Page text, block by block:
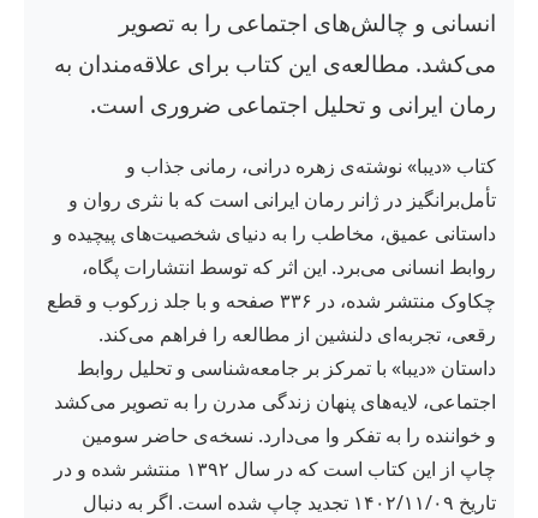
انسانی و چالش‌های اجتماعی را به تصویر
می‌کشد. مطالعه‌ی این کتاب برای علاقه‌مندان به
رمان ایرانی و تحلیل اجتماعی ضروری است.
کتاب «دیبا» نوشته‌ی زهره درانی، رمانی جذاب و
تأمل‌برانگیز در ژانر رمان ایرانی است که با نثری روان و
داستانی عمیق، مخاطب را به دنیای شخصیت‌های پیچیده و
روابط انسانی می‌برد. این اثر که توسط انتشارات پگاه،
چکاوک منتشر شده، در ۳۳۶ صفحه و با جلد زرکوب و قطع
رقعی، تجربه‌ای دلنشین از مطالعه را فراهم می‌کند.
داستان «دیبا» با تمرکز بر جامعه‌شناسی و تحلیل روابط
اجتماعی، لایه‌های پنهان زندگی مدرن را به تصویر می‌کشد
و خواننده را به تفکر وا می‌دارد. نسخه‌ی حاضر سومین
چاپ از این کتاب است که در سال ۱۳۹۲ منتشر شده و در
تاریخ ۱۴۰۲/۱۱/۰۹ تجدید چاپ شده است. اگر به دنبال